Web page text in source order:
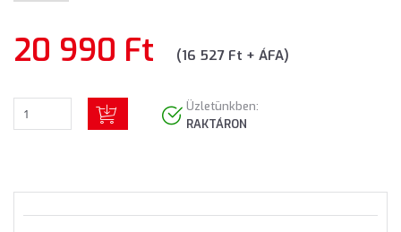
20 990 Ft (16 527 Ft + ÁFA)
Üzletünkben:
RAKTÁRON